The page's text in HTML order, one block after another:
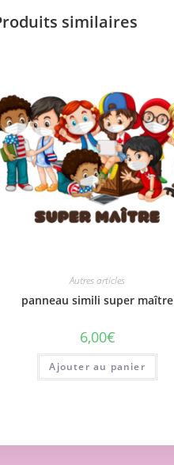
similaires
Autres articles
panneau simili super maître
6,00€
Ajouter au panier